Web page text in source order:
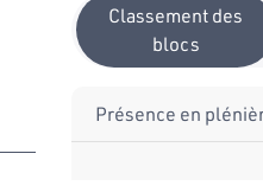
Classement des
blocs